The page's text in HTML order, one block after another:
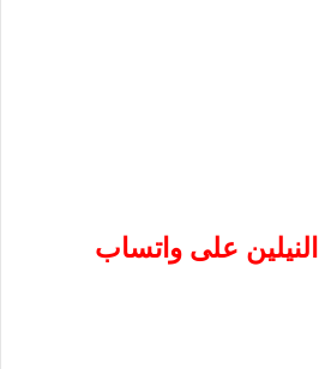
النيلين على واتساب